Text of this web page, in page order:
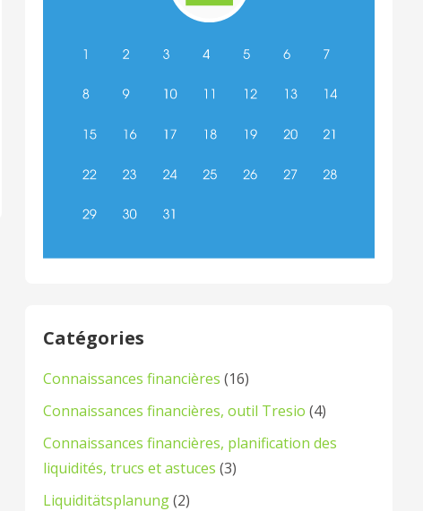
Catégories
Connaissances financières (16)
Connaissances financières, outil Tresio (4)
Connaissances financières, planification des
liquidités, trucs et astuces (3)
Liquiditätsplanung(2)